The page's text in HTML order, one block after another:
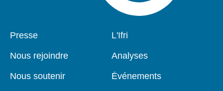
Pied
Presse
Nous rejoindre
Nous soutenir
Navigation
L'Ifri
Analyses
Événements